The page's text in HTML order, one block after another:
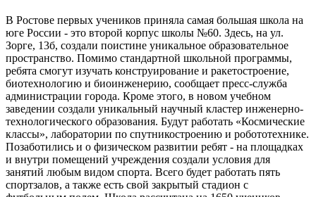
В Ростове первых учеников приняла самая большая школа на
юге России - это второй корпус школы №60. Здесь, на ул.
Зорге, 13б, создали поистине уникальное образовательное
пространство. Помимо стандартной школьной программы,
ребята смогут изучать конструирование и ракетостроение,
биотехнологию и биоинженерию, сообщает пресс-служба
администрации города. Кроме этого, в новом учебном
заведении создали уникальный научный кластер инженерно-
технологического образования. Будут работать «Космические
классы», лаборатории по спутникостроению и робототехнике.
Позаботились и о физическом развитии ребят - на площадках
и внутри помещений учреждения создали условия для
занятий любым видом спорта. Всего будет работать пять
спортзалов, а также есть свой закрытый стадион с